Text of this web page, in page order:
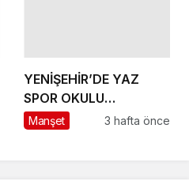
YENİŞEHİR’DE YAZ
SPOR OKULU
HEYECANI BAŞLADI
Manşet 3 hafta önce